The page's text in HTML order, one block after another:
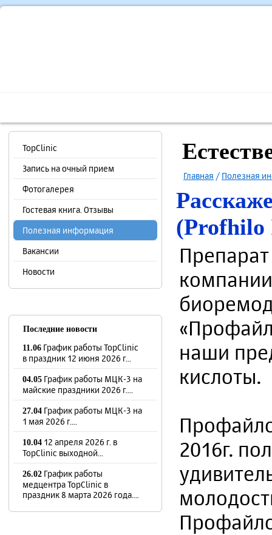
TopClinic
Запись на очный прием
Фотогалерея
Гостевая книга. Отзывы
Полезная информация
Вакансии
Новости
Последние новости
11.06 График работы TopClinic
в праздник 12 июня 2026 г...
04.05 График работы МЦК-3 на
майские праздники 2026 г....
27.04 График работы МЦК-3 на
1 мая 2026 г....
10.04 12 апреля 2026 г. в
TopClinic выходной...
26.02 График работы
медцентра TopClinic в
праздник 8 марта 2026 года....
Главная / Полезная
(Profhilo
Препарат
наши
кислоты.
2016г.